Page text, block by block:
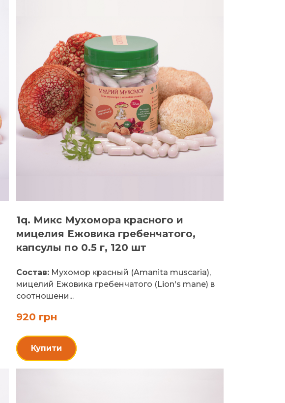
1q. Микс Мухомора красного и
мицелия Ежовика гребенчатого,
капсулы по 0.5 г, 120 шт
Состав:Мухомор красный (Amanita muscaria),
мицелий Ежовика гребенчатого (Lion's mane) в
соотношени...
920 грн
Купити